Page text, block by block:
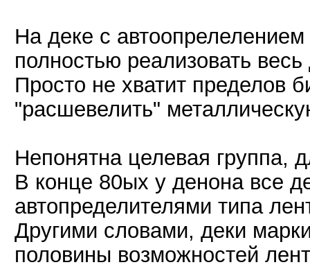
На деке с
полностью реализовать
Просто не хватит пределов
"расшевелить"
Непонятна целевая группа,
В конце 80ых у денона все
автопределителями типа
Другими словами, деки
половины возможностей